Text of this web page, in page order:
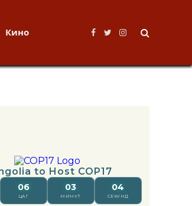
Кино
Facebook
TwitterInstagram